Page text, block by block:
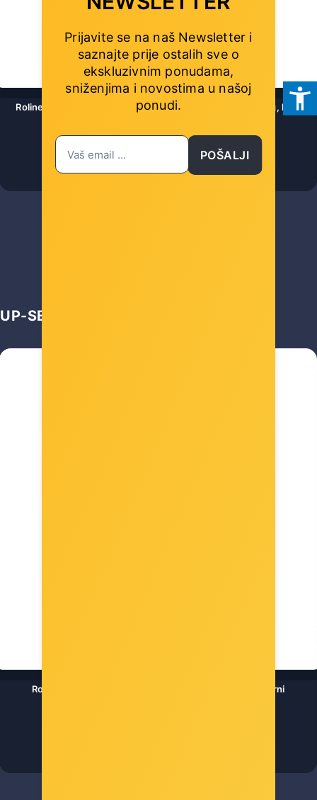
Roline VALUE zidni nosač za TV 32"-55", nosivost do 35kg, Low
Šifra: 17.99.1202
UP-SELL
Roline VALUE zidni nosač za monitor, 1 spoj, do 8kg, crni
Prijavite se na naš Newsletter i
saznajte prije ostalih sve o
ekskluzivnim ponudama,
sniženjima i novostima u našoj
ponudi.
POŠALJI